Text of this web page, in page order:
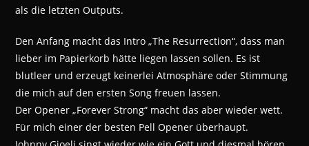
als die letzten Outputs.
Den Anfang macht das Intro „The Resurrection“, dass man
lieber im Papierkorb hätte liegen lassen sollen. Es ist
blutleer und erzeugt keinerlei Atmosphäre oder Stimmung
die mich auf den ersten Song freuen lassen.
Der Opener „Forever Strong“ macht das aber wieder wett.
Für mich einer der besten Pell Opener überhaupt.